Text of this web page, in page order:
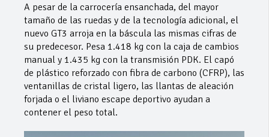
A pesar de la carrocería ensanchada, del mayor
tamaño de las ruedas y de la tecnología adicional, el
nuevo GT3 arroja en la báscula las mismas cifras de
su predecesor. Pesa 1.418 kg con la caja de cambios
manual y 1.435 kg con la transmisión PDK. El capó
de plástico reforzado con fibra de carbono (CFRP), las
ventanillas de cristal ligero, las llantas de aleación
forjada o el liviano escape deportivo ayudan a
contener el peso total.